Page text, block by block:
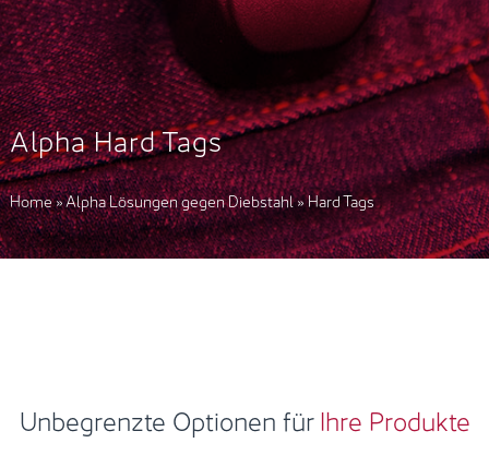
Alpha Hard Tags
Home»Alpha Lösungen gegen Diebstahl»Hard Tags
Unbegrenzte Optionen fürIhre Produkte